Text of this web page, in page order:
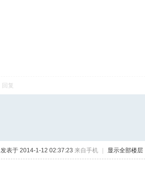
回复
发表于 2014-1-12 02:37:23 来自手机 显示全部楼层